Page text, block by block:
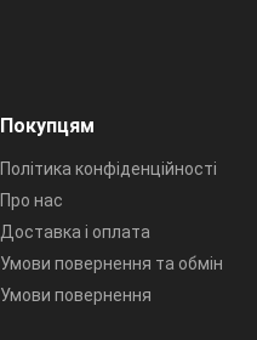
Покупцям
Політика конфіденційності
Про нас
Доставка і оплата
Умови повернення та обмін
Умови повернення